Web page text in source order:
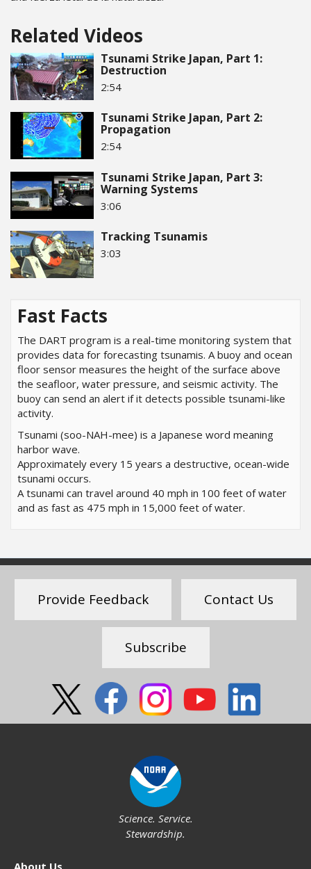
Related Videos
Tsunami Strike Japan, Part 1:
Destruction
2:54
Tsunami Strike Japan, Part 2:
Propagation
2:54
Tsunami Strike Japan, Part 3:
Warning Systems
3:06
Tracking Tsunamis
3:03
Fast Facts
The DART program is a real-time monitoring system that
provides data for forecasting tsunamis. A buoy and ocean
floor sensor measures the height of the surface above
the seafloor, water pressure, and seismic activity. The
buoy can send an alert if it detects possible tsunami-like
activity.
Tsunami (soo-NAH-mee) is a Japanese word meaning
harbor wave.
Approximately every 15 years a destructive, ocean-wide
tsunami occurs.
A tsunami can travel around 40 mph in 100 feet of water
and as fast as 475 mph in 15,000 feet of water.
Provide Feedback Contact Us
Subscribe
Science. Service.
Stewardship.